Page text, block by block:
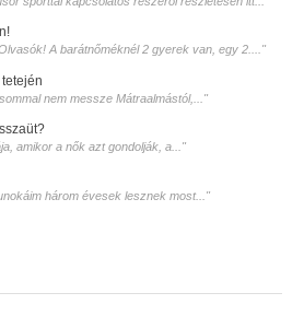
A barátnőméknél 2 gyerek van, egy 2...."
nem messze Mátraalmástól,..."
amikor a nők azt gondolják, a..."
három évesek lesznek most..."